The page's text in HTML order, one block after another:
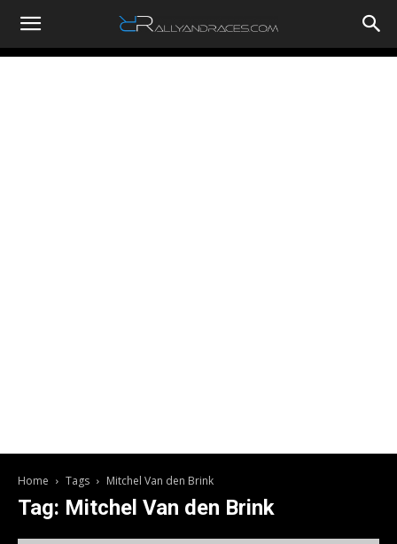
RallyandRaces.com
Home Tags Mitchel Van den Brink
Tag: Mitchel Van den Brink